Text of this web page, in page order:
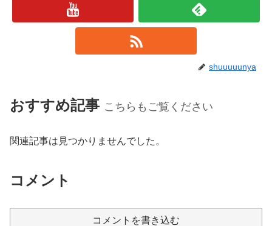
shuuuuunya
おすすめ記事 こちらもご覧ください
関連記事は見つかりませんでした。
コメント
コメントを書き込む